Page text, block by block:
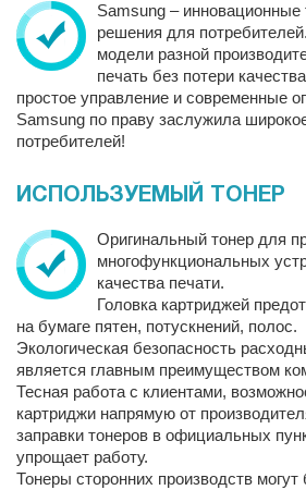
Samsung – инновационные
решения для
модели разной
печать без потери
простое управление и современные
Samsung по праву заслужила
потребителей!
ИСПОЛЬЗУЕМЫЙ ТОНЕР
Оригинальный тонер для
многофункциональных
качества печати.
Головка картриджей
на бумаге пятен, потускнений, полос.
Экологическая безопасность
является главным преимуществом
Тесная работа с клиентами,
картриджи напрямую от
заправки тонеров в официальных
упрощает работу.
Тонеры сторонних производств